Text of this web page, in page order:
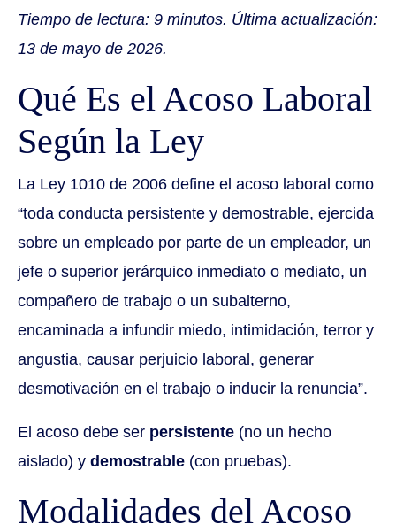
Tiempo de lectura: 9 minutos. Última actualización:
13 de mayo de 2026.
Qué Es el Acoso Laboral
Según la Ley
La Ley 1010 de 2006 define el acoso laboral como
“toda conducta persistente y demostrable, ejercida
sobre un empleado por parte de un empleador, un
jefe o superior jerárquico inmediato o mediato, un
compañero de trabajo o un subalterno,
encaminada a infundir miedo, intimidación, terror y
angustia, causar perjuicio laboral, generar
desmotivación en el trabajo o inducir la renuncia”.
El acoso debe ser persistente (no un hecho
aislado) y demostrable (con pruebas).
Modalidades del Acoso